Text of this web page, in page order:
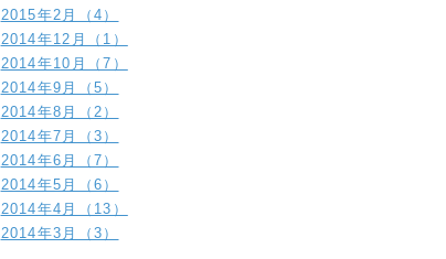
2015年2月（4）
2014年12月（1）
2014年10月（7）
2014年9月（5）
2014年8月（2）
2014年7月（3）
2014年6月（7）
2014年5月（6）
2014年4月（13）
2014年3月（3）